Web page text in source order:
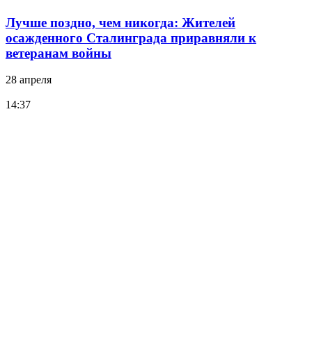
Лучше поздно, чем никогда: Жителей
осажденного Сталинграда приравняли к
ветеранам войны
28 апреля
14:37